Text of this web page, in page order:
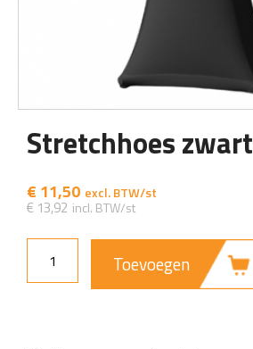
Stretchhoes zwart
€ 11,50
€ 13,92
Toevoegen